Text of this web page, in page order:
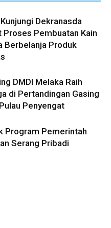
Dekranasda
Proses Pembuatan Kain
Berbelanja Produk
DMDI Melaka Raih
di Pertandingan Gasing
Penyengat
Program Pemerintah
Serang Pribadi